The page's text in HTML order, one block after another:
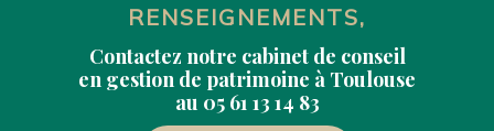
RENSEIGNEMENTS,
Contactez notre cabinet de conseil
en gestion de patrimoine à Toulouse
au 05 61 13 14 83